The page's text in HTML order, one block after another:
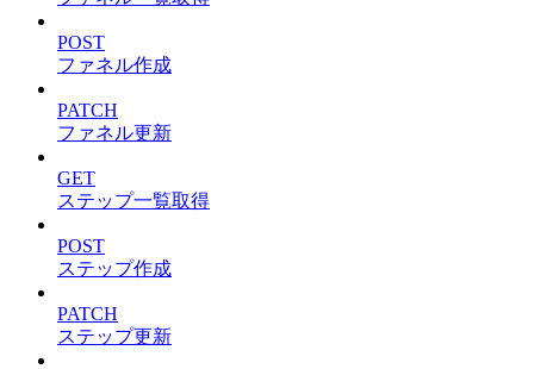
POST
ファネル作成
PATCH
ファネル更新
GET
ステップ一覧取得
POST
ステップ作成
PATCH
ステップ更新